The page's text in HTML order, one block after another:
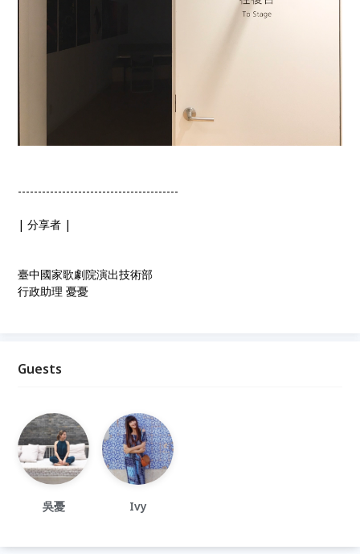
----------------------------------------
| 分享者 |
臺中國家歌劇院演出技術部
行政助理 憂憂
Guests
吳憂 Ivy